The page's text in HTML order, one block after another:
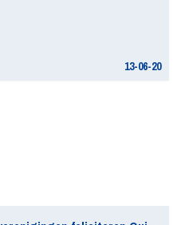
13-06-20